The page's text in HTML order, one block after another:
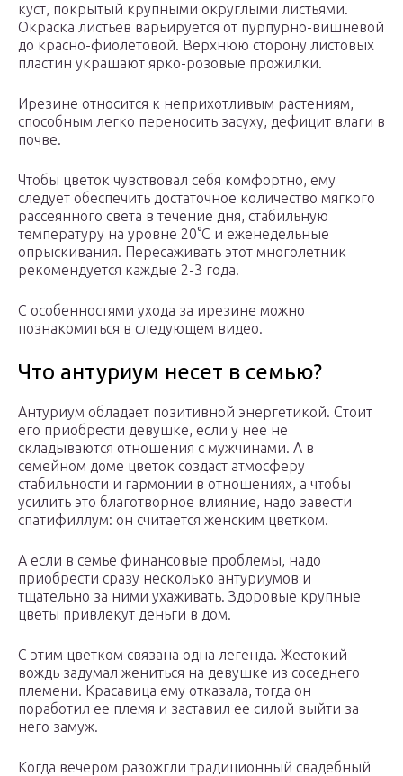
куст, покрытый крупными округлыми листьями.
Окраска листьев варьируется от пурпурно-вишневой
до красно-фиолетовой. Верхнюю сторону листовых
пластин украшают ярко-розовые прожилки.
Ирезине относится к неприхотливым растениям,
способным легко переносить засуху, дефицит влаги в
почве.
Чтобы цветок чувствовал себя комфортно, ему
следует обеспечить достаточное количество мягкого
рассеянного света в течение дня, стабильную
температуру на уровне 20°С и еженедельные
опрыскивания. Пересаживать этот многолетник
рекомендуется каждые 2-3 года.
С особенностями ухода за ирезине можно
познакомиться в следующем видео.
Что антуриум несет в семью?
Антуриум обладает позитивной энергетикой. Стоит
его приобрести девушке, если у нее не
складываются отношения с мужчинами. А в
семейном доме цветок создаст атмосферу
стабильности и гармонии в отношениях, а чтобы
усилить это благотворное влияние, надо завести
спатифиллум: он считается женским цветком.
А если в семье финансовые проблемы, надо
приобрести сразу несколько антуриумов и
тщательно за ними ухаживать. Здоровые крупные
цветы привлекут деньги в дом.
С этим цветком связана одна легенда. Жестокий
вождь задумал жениться на девушке из соседнего
племени. Красавица ему отказала, тогда он
поработил ее племя и заставил ее силой выйти за
него замуж.
Когда вечером разожгли традиционный свадебный